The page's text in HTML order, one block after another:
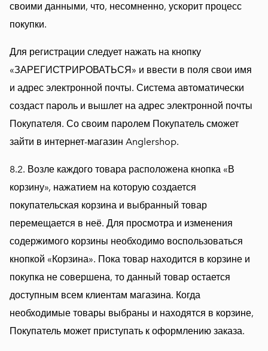
своими данными, что, несомненно, ускорит процесс
покупки.
Для регистрации следует нажать на кнопку
«ЗАРЕГИСТРИРОВАТЬСЯ» и ввести в поля свои имя
и адрес электронной почты. Система автоматически
создаст пароль и вышлет на адрес электронной почты
Покупателя. Со своим паролем Покупатель сможет
зайти в интернет-магазин Anglershop.
8.2. Возле каждого товара расположена кнопка «В
корзину», нажатием на которую создается
покупательская корзина и выбранный товар
перемещается в неё. Для просмотра и изменения
содержимого корзины необходимо воспользоваться
кнопкой «Корзина». Пока товар находится в корзине и
покупка не совершена, то данный товар остается
доступным всем клиентам магазина. Когда
необходимые товары выбраны и находятся в корзине,
Покупатель может приступать к оформлению заказа.